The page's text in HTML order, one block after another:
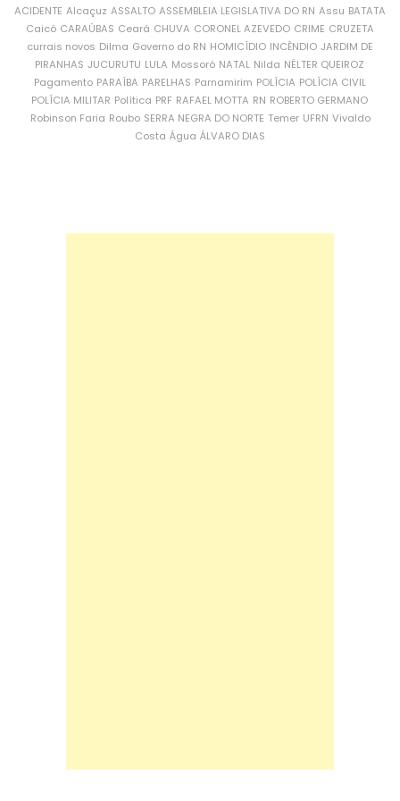
ACIDENTE Alcaçuz ASSALTO ASSEMBLEIA LEGISLATIVA DO RN Assu BATATA
Caicó CARAÚBAS Ceará CHUVA CORONEL AZEVEDO CRIME CRUZETA
currais novos Dilma Governo do RN HOMICÍDIO INCÊNDIO JARDIM DE
PIRANHAS JUCURUTU LULA Mossoró NATAL Nilda NÉLTER QUEIROZ
Pagamento PARAÍBA PARELHAS Parnamirim POLÍCIA POLÍCIA CIVIL
POLÍCIA MILITAR Política PRF RAFAEL MOTTA RN ROBERTO GERMANO
Robinson Faria Roubo SERRA NEGRA DO NORTE Temer UFRN Vivaldo
Costa Água ÁLVARO DIAS